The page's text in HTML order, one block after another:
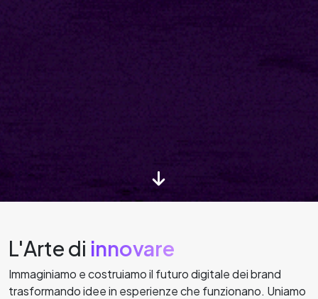
L'Arte di innovare
Immaginiamo e costruiamo il futuro digitale dei brand
trasformando idee in esperienze che funzionano. Uniamo